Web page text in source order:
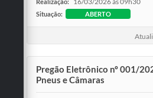
Realização:
Situação: ABERTO
Pregão Eletrônico nº 001/
Pneus e Câmaras